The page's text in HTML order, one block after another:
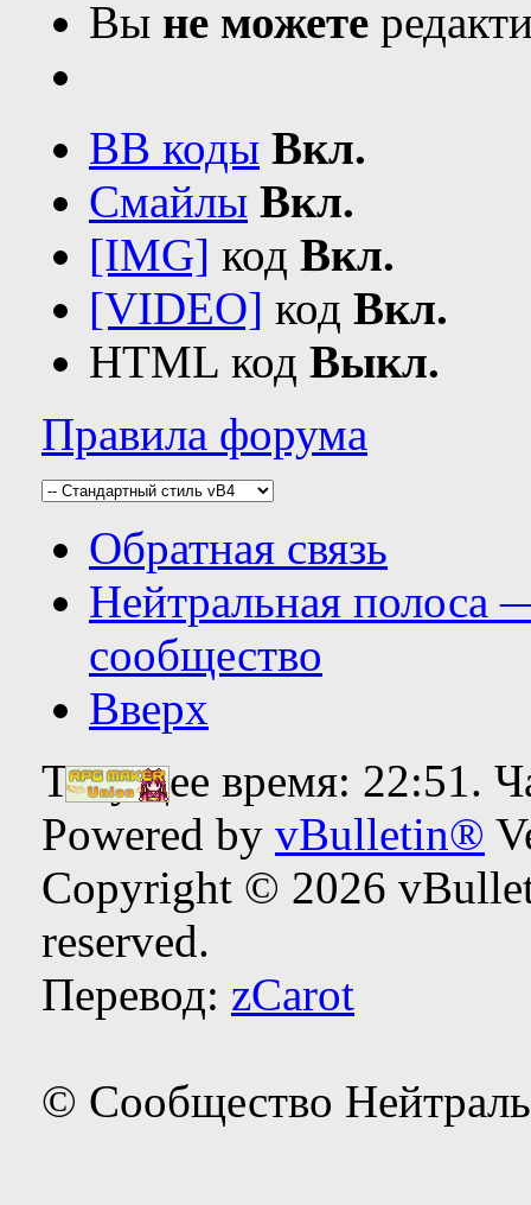
Вы не можете
BB коды Вкл.
Смайлы Вкл.
[IMG] код Вкл.
[VIDEO] код Вкл.
HTML код Выкл.
Правила форума
Обратная связь
Нейтральная полоса
сообщество
Вверх
Текущее время: 22:51.
Powered by vBulletin®
Copyright © 2026
reserved.
Перевод: zCarot
© Сообщество